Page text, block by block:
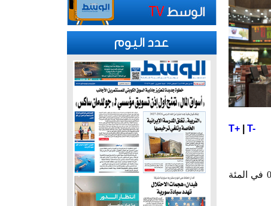
T+| T-
أغلقت بورصة الكويت تعاملاتها اليوم الخميس على ارتفاع مؤشرها العام 35.73 نقطة بنسبة بلغت 0.42 في المئة
عدد اليوم